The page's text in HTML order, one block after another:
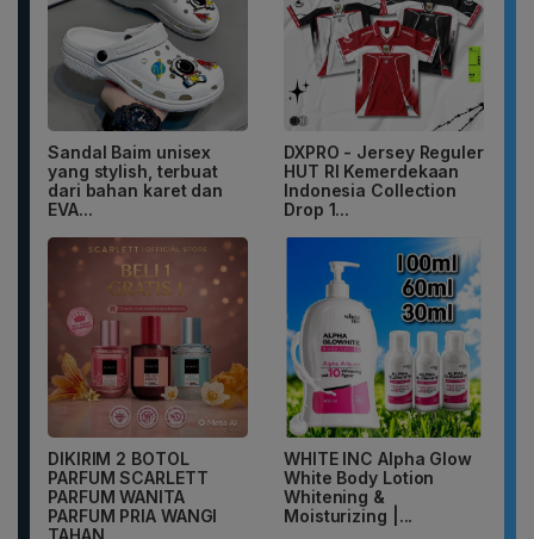
Sandal Baim unisex
yang stylish, terbuat
dari bahan karet dan
EVA...
DXPRO - Jersey Reguler
HUT RI Kemerdekaan
Indonesia Collection
Drop 1...
DIKIRIM 2 BOTOL
PARFUM SCARLETT
PARFUM WANITA
PARFUM PRIA WANGI
WHITE INC Alpha Glow
White Body Lotion
Whitening &
Moisturizing |...